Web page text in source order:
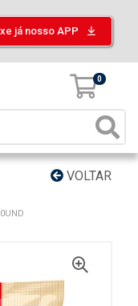
já nosso APP
0
VOLTAR